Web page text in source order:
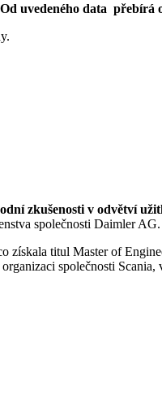
uvedeného data přebírá
zkušenosti v odvětví
společnosti Daimler AG.
získala titul Master of
společnosti